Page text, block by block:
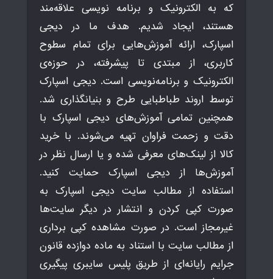
که به الکترونیک و برنامه نویسی علاقه‌مند
هستند، ایجاد شدیم. هدف ما در دیجی
اسپارک، ارائه آموزش‌هایی برای تمام سطوح
کاربری، از مبتدی تا پیشرفته، در حوزه‌ی
الکترونیک و برنامه‌نویسی است. دیجی اسپارک
توسط اروند طباطبایی طرح و بنیانگذاری شد.
همچنین تمامی آموزش‌های دیجی اسپارک با
دقت و زحمت فراوان تهیه می‌شوند. با خرید
کالا از لینک‌های معرفی شده و یا ارسال نظر در
آموزش‌ها از دیجی اسپارک حمایت کنید.
استفاده از مطالب سایت دیجی اسپارک به
صورت کپی کردن و انتشار در دیگر سایت‌ها
غیرمجاز است. در صورت مشاهده کپی برداری
از مطالب سایت با استناد به ماده دوازده قانون
جرایم رایانه‌ای از طریق پلیس سایبری پیگیری